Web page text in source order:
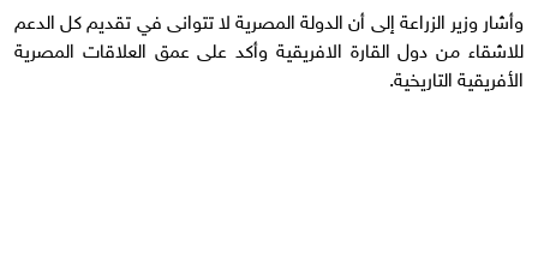
وأشار وزير الزراعة إلى أن الدولة المصرية لا تتوانى في تقديم كل الدعم
للاشقاء من دول القارة الافريقية وأكد على عمق العلاقات المصرية
الأفريقية التاريخية.